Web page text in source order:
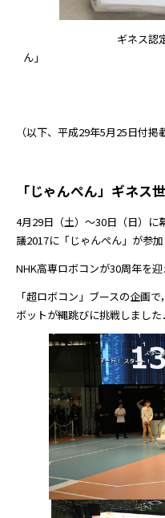
ギネス認
ん」
（以下、平成29年5月25日付掲
「じゃんぺん」ギネス
4月29日（土）～30日（日）に
議2017に「じゃんぺん」が参加
NHK高専ロボコンが30周年を
「超ロボコン」ブースの企画
ボットが縄跳びに挑戦しました．